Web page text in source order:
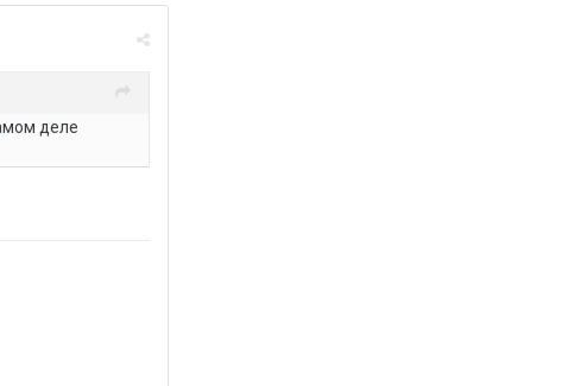
деле